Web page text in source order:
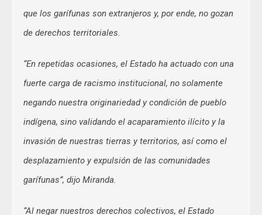
que los garífunas son extranjeros y, por ende, no gozan
de derechos territoriales.
“En repetidas ocasiones, el Estado ha actuado con una
fuerte carga de racismo institucional, no solamente
negando nuestra originariedad y condición de pueblo
indígena, sino validando el acaparamiento ilícito y la
invasión de nuestras tierras y territorios, así como el
desplazamiento y expulsión de las comunidades
garífunas”, dijo Miranda.
“Al negar nuestros derechos colectivos, el Estado